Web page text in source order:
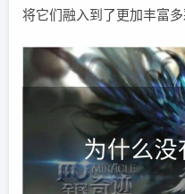
将它们融入到了更加丰富多